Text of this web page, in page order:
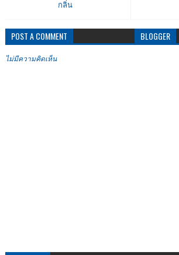
กลิ่น
POST A COMMENT BLOGGER
ไม่มีความคิดเห็น